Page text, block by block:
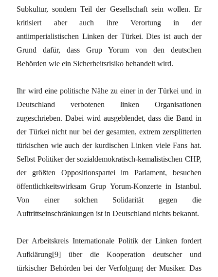
Subkultur, sondern Teil der Gesellschaft sein wollen. Er
kritisiert aber auch ihre Verortung in der
antiimperialistischen Linken der Türkei. Dies ist auch der
Grund dafür, dass Grup Yorum von den deutschen
Behörden wie ein Sicherheitsrisiko behandelt wird.
Ihr wird eine politische Nähe zu einer in der Türkei und in
Deutschland verbotenen linken Organisationen
zugeschrieben. Dabei wird ausgeblendet, dass die Band in
der Türkei nicht nur bei der gesamten, extrem zersplitterten
türkischen wie auch der kurdischen Linken viele Fans hat.
Selbst Politiker der sozialdemokratisch-kemalistischen CHP,
der größten Oppositionspartei im Parlament, besuchen
öffentlichkeitswirksam Grup Yorum-Konzerte in Istanbul.
Von einer solchen Solidarität gegen die
Auftrittseinschränkungen ist in Deutschland nichts bekannt.
Der Arbeitskreis Internationale Politik der Linken fordert
Aufklärung[9] über die Kooperation deutscher und
türkischer Behörden bei der Verfolgung der Musiker. Das